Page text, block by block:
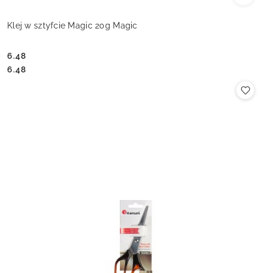
Klej w sztyfcie Magic 20g Magic
Cena:
6.48
Cena:
6.48